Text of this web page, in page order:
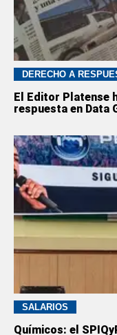
DERECHO A
El Editor Platense
respuesta en Data
SALARIOS
Químicos: el